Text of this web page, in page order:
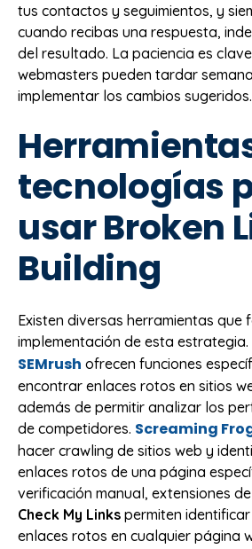
tus contactos y seguimientos, y
cuando recibas una respuesta,
del resultado. La paciencia es
webmasters pueden tardar
implementar los cambios sugeridos.
tecnologías
usar Broken
Building
Existen diversas herramientas que
implementación de esta estrategia.
SEMrush ofrecen funciones
encontrar enlaces rotos en sitios
además de permitir analizar los
de competidores. Screaming
hacer crawling de sitios web y
enlaces rotos de una página
verificación manual, extensiones
Check My Links permiten
enlaces rotos en cualquier página